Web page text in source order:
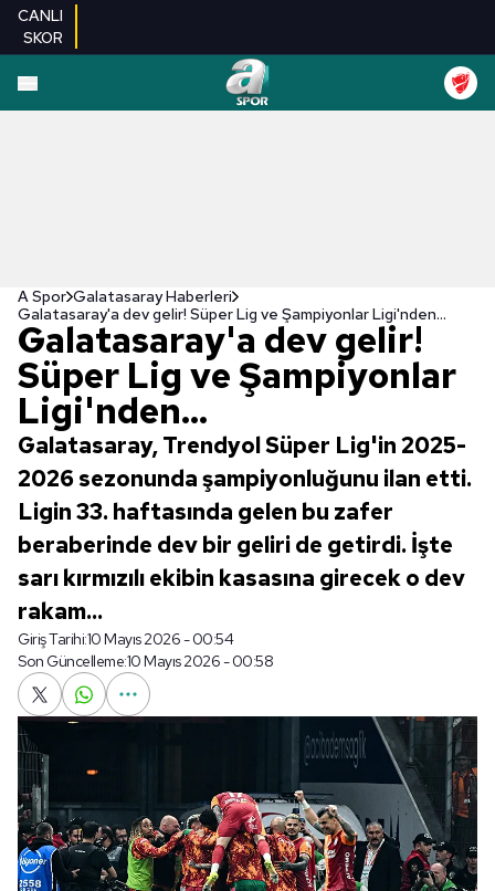
CANLI
SKOR
A Spor Galatasaray Haberleri
Galatasaray'a dev gelir! Süper Lig ve Şampiyonlar Ligi'nden...
Galatasaray'a dev gelir!
Süper Lig ve Şampiyonlar
Ligi'nden...
Galatasaray, Trendyol Süper Lig'in 2025-
2026 sezonunda şampiyonluğunu ilan etti.
Ligin 33. haftasında gelen bu zafer
beraberinde dev bir geliri de getirdi. İşte
sarı kırmızılı ekibin kasasına girecek o dev
rakam...
Giriş Tarihi:10 Mayıs 2026 - 00:54
Son Güncelleme:10 Mayıs 2026 - 00:58